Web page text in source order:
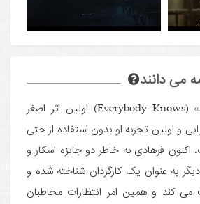
می دانند
فیلم «همه می دانند» (Everybody Knows) اولین اثر اصغر
و اولین تجربه او بدون استفاده از حتی
اکنون فرهادی به خاطر دو جایزه اسکار و
به عنوان یک کارگردان شناخته شده و
کند و همین امر انتظارات مخاطبان